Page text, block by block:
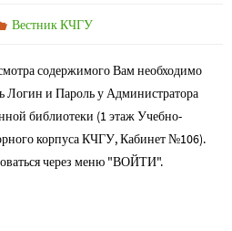
Вестник КЧГУ
содержимого Вам необходимо
Логин и Пароль у Администратора
библиотеки (1 этаж Учебно-
корпуса КЧГУ, Кабинет №106).
через меню "ВОЙТИ".